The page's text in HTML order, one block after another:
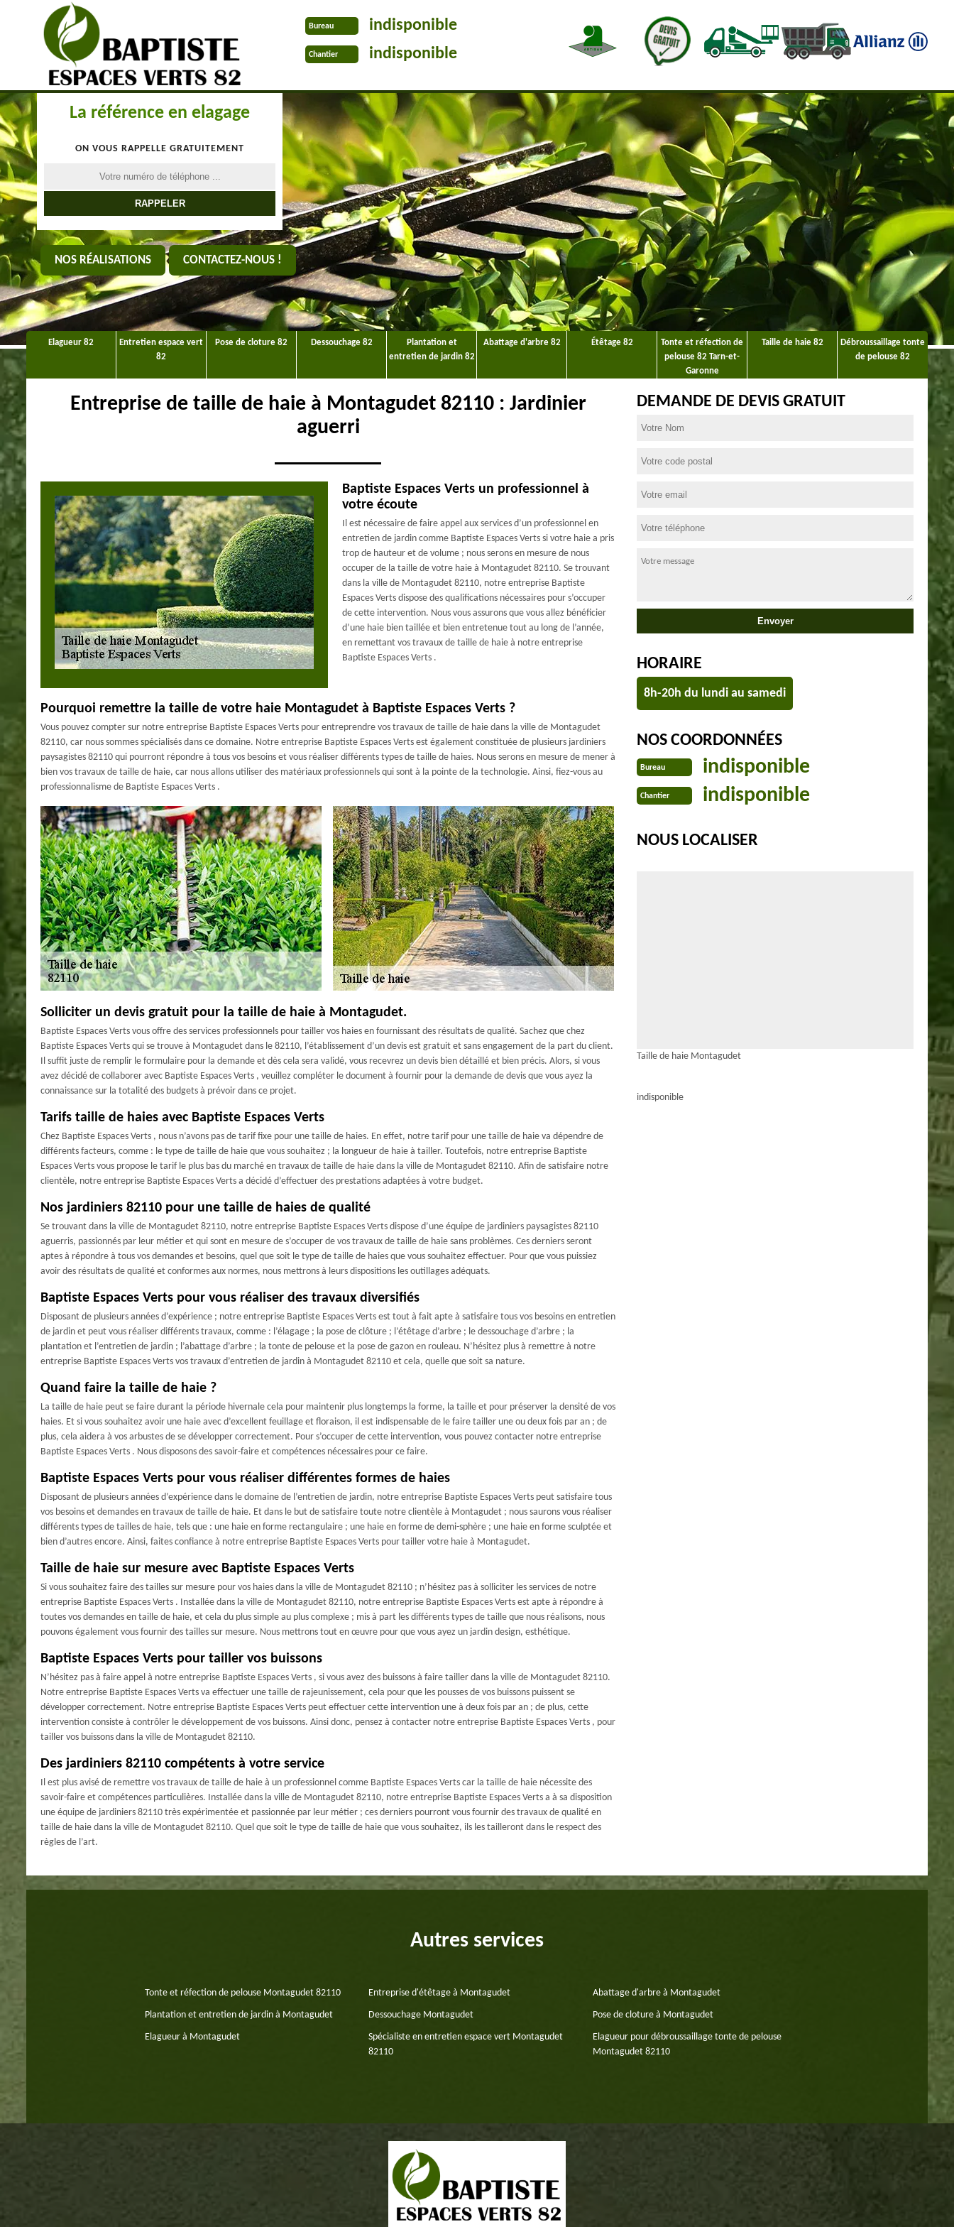
Bureau indisponible
Chantier indisponible
La référence en elagage
ON VOUS RAPPELLE GRATUITEMENT
NOS RÉALISATIONS CONTACTEZ-NOUS !
Elagueur 82
Entretien espace vert
82
Pose de cloture 82 Dessouchage 82
Plantation et
entretien de jardin 82
Abattage d'arbre 82 Étêtage 82
Tonte et réfection de
pelouse 82 Tarn-et-
Garonne
Taille de haie 82
Débroussaillage tonte
de pelouse 82
Entreprise de taille de haie à Montagudet 82110 : Jardinier
aguerri
Baptiste Espaces Verts un professionnel à
votre écoute
Il est nécessaire de faire appel aux services d’un professionnel en
entretien de jardin comme Baptiste Espaces Verts si votre haie a pris
trop de hauteur et de volume ; nous serons en mesure de nous
occuper de la taille de votre haie à Montagudet 82110. Se trouvant
dans la ville de Montagudet 82110, notre entreprise Baptiste
Espaces Verts dispose des qualifications nécessaires pour s’occuper
de cette intervention. Nous vous assurons que vous allez bénéficier
d’une haie bien taillée et bien entretenue tout au long de l’année,
en remettant vos travaux de taille de haie à notre entreprise
Baptiste Espaces Verts .
Pourquoi remettre la taille de votre haie Montagudet à Baptiste Espaces Verts ?
Vous pouvez compter sur notre entreprise Baptiste Espaces Verts pour entreprendre vos travaux de taille de haie dans la ville de Montagudet
82110, car nous sommes spécialisés dans ce domaine. Notre entreprise Baptiste Espaces Verts est également constituée de plusieurs jardiniers
paysagistes 82110 qui pourront répondre à tous vos besoins et vous réaliser différents types de taille de haies. Nous serons en mesure de mener à
bien vos travaux de taille de haie, car nous allons utiliser des matériaux professionnels qui sont à la pointe de la technologie. Ainsi, fiez-vous au
professionnalisme de Baptiste Espaces Verts .
Solliciter un devis gratuit pour la taille de haie à Montagudet.
Baptiste Espaces Verts vous offre des services professionnels pour tailler vos haies en fournissant des résultats de qualité. Sachez que chez
Baptiste Espaces Verts qui se trouve à Montagudet dans le 82110, l’établissement d’un devis est gratuit et sans engagement de la part du client.
Il suffit juste de remplir le formulaire pour la demande et dès cela sera validé, vous recevrez un devis bien détaillé et bien précis. Alors, si vous
avez décidé de collaborer avec Baptiste Espaces Verts , veuillez compléter le document à fournir pour la demande de devis que vous ayez la
connaissance sur la totalité des budgets à prévoir dans ce projet.
Tarifs taille de haies avec Baptiste Espaces Verts
Chez Baptiste Espaces Verts , nous n’avons pas de tarif fixe pour une taille de haies. En effet, notre tarif pour une taille de haie va dépendre de
différents facteurs, comme : le type de taille de haie que vous souhaitez ; la longueur de haie à tailler. Toutefois, notre entreprise Baptiste
Espaces Verts vous propose le tarif le plus bas du marché en travaux de taille de haie dans la ville de Montagudet 82110. Afin de satisfaire notre
clientèle, notre entreprise Baptiste Espaces Verts a décidé d’effectuer des prestations adaptées à votre budget.
Nos jardiniers 82110 pour une taille de haies de qualité
Se trouvant dans la ville de Montagudet 82110, notre entreprise Baptiste Espaces Verts dispose d’une équipe de jardiniers paysagistes 82110
aguerris, passionnés par leur métier et qui sont en mesure de s’occuper de vos travaux de taille de haie sans problèmes. Ces derniers seront
aptes à répondre à tous vos demandes et besoins, quel que soit le type de taille de haies que vous souhaitez effectuer. Pour que vous puissiez
avoir des résultats de qualité et conformes aux normes, nous mettrons à leurs dispositions les outillages adéquats.
Baptiste Espaces Verts pour vous réaliser des travaux diversifiés
Disposant de plusieurs années d’expérience ; notre entreprise Baptiste Espaces Verts est tout à fait apte à satisfaire tous vos besoins en entretien
de jardin et peut vous réaliser différents travaux, comme : l’élagage ; la pose de clôture ; l’étêtage d’arbre ; le dessouchage d’arbre ; la
plantation et l’entretien de jardin ; l’abattage d’arbre ; la tonte de pelouse et la pose de gazon en rouleau. N’hésitez plus à remettre à notre
entreprise Baptiste Espaces Verts vos travaux d’entretien de jardin à Montagudet 82110 et cela, quelle que soit sa nature.
Quand faire la taille de haie ?
La taille de haie peut se faire durant la période hivernale cela pour maintenir plus longtemps la forme, la taille et pour préserver la densité de vos
haies. Et si vous souhaitez avoir une haie avec d’excellent feuillage et floraison, il est indispensable de le faire tailler une ou deux fois par an ; de
plus, cela aidera à vos arbustes de se développer correctement. Pour s’occuper de cette intervention, vous pouvez contacter notre entreprise
Baptiste Espaces Verts . Nous disposons des savoir-faire et compétences nécessaires pour ce faire.
Baptiste Espaces Verts pour vous réaliser différentes formes de haies
Disposant de plusieurs années d’expérience dans le domaine de l’entretien de jardin, notre entreprise Baptiste Espaces Verts peut satisfaire tous
vos besoins et demandes en travaux de taille de haie. Et dans le but de satisfaire toute notre clientèle à Montagudet ; nous saurons vous réaliser
différents types de tailles de haie, tels que : une haie en forme rectangulaire ; une haie en forme de demi-sphère ; une haie en forme sculptée et
bien d’autres encore. Ainsi, faites confiance à notre entreprise Baptiste Espaces Verts pour tailler votre haie à Montagudet.
Taille de haie sur mesure avec Baptiste Espaces Verts
Si vous souhaitez faire des tailles sur mesure pour vos haies dans la ville de Montagudet 82110 ; n’hésitez pas à solliciter les services de notre
entreprise Baptiste Espaces Verts . Installée dans la ville de Montagudet 82110, notre entreprise Baptiste Espaces Verts est apte à répondre à
toutes vos demandes en taille de haie, et cela du plus simple au plus complexe ; mis à part les différents types de taille que nous réalisons, nous
pouvons également vous fournir des tailles sur mesure. Nous mettrons tout en œuvre pour que vous ayez un jardin design, esthétique.
Baptiste Espaces Verts pour tailler vos buissons
N’hésitez pas à faire appel à notre entreprise Baptiste Espaces Verts , si vous avez des buissons à faire tailler dans la ville de Montagudet 82110.
Notre entreprise Baptiste Espaces Verts va effectuer une taille de rajeunissement, cela pour que les pousses de vos buissons puissent se
développer correctement. Notre entreprise Baptiste Espaces Verts peut effectuer cette intervention une à deux fois par an ; de plus, cette
intervention consiste à contrôler le développement de vos buissons. Ainsi donc, pensez à contacter notre entreprise Baptiste Espaces Verts , pour
tailler vos buissons dans la ville de Montagudet 82110.
Des jardiniers 82110 compétents à votre service
Il est plus avisé de remettre vos travaux de taille de haie à un professionnel comme Baptiste Espaces Verts car la taille de haie nécessite des
savoir-faire et compétences particulières. Installée dans la ville de Montagudet 82110, notre entreprise Baptiste Espaces Verts a à sa disposition
une équipe de jardiniers 82110 très expérimentée et passionnée par leur métier ; ces derniers pourront vous fournir des travaux de qualité en
taille de haie dans la ville de Montagudet 82110. Quel que soit le type de taille de haie que vous souhaitez, ils les tailleront dans le respect des
règles de l’art.
DEMANDE DE DEVIS GRATUIT
HORAIRE
8h-20h du lundi au samedi
NOS COORDONNÉES
Bureau indisponible
Chantier indisponible
NOUS LOCALISER
Taille de haie Montagudet
indisponible
Autres services
Tonte et réfection de pelouse Montagudet 82110 Entreprise d'étêtage à Montagudet Abattage d'arbre à Montagudet
Plantation et entretien de jardin à Montagudet Dessouchage Montagudet Pose de cloture à Montagudet
Elagueur à Montagudet
Spécialiste en entretien espace vert Montagudet
82110
Elagueur pour débroussaillage tonte de pelouse
Montagudet 82110